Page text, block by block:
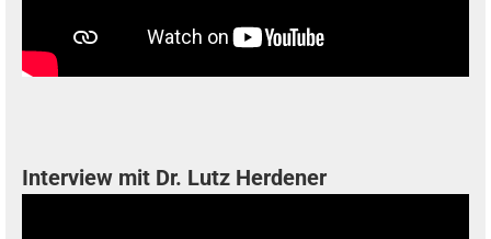
Interview mit Dr. Lutz Herdener